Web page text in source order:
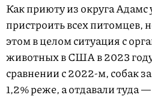
Как приюту из округа Адамс
пристроить всех питомцев,
этом в целом ситуация с
животных в США в 2023
сравнении с 2022-м, собак
1,2% реже, а отдавали туда